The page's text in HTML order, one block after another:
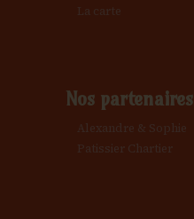
La carte
Nos partenaires
Alexandre & Sophie
Patissier Chartier